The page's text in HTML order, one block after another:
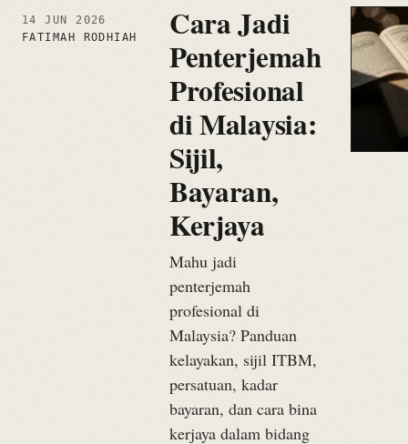
14 JUN 2026
FATIMAH RODHIAH
Cara Jadi
Penterjemah
Profesional
di Malaysia:
Sijil,
Bayaran,
Kerjaya
Mahu jadi
penterjemah
profesional di
Malaysia? Panduan
kelayakan, sijil ITBM,
persatuan, kadar
bayaran, dan cara bina
kerjaya dalam bidang